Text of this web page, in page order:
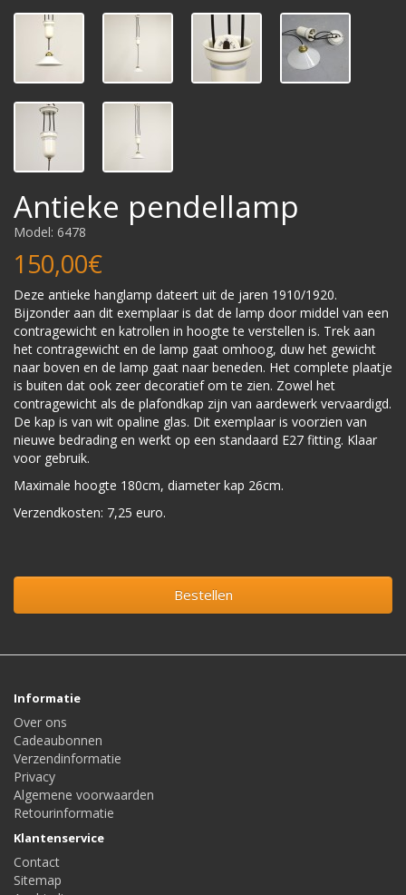
Antieke pendellamp
Model: 6478
150,00€
Deze antieke hanglamp dateert uit de jaren 1910/1920.
Bijzonder aan dit exemplaar is dat de lamp door middel van een
contragewicht en katrollen in hoogte te verstellen is. Trek aan
het contragewicht en de lamp gaat omhoog, duw het gewicht
naar boven en de lamp gaat naar beneden. Het complete plaatje
is buiten dat ook zeer decoratief om te zien. Zowel het
contragewicht als de plafondkap zijn van aardewerk vervaardigd.
De kap is van wit opaline glas. Dit exemplaar is voorzien van
nieuwe bedrading en werkt op een standaard E27 fitting. Klaar
voor gebruik.
Maximale hoogte 180cm, diameter kap 26cm.
Verzendkosten: 7,25 euro.
Bestellen
Informatie
Over ons
Cadeaubonnen
Verzendinformatie
Privacy
Algemene voorwaarden
Retourinformatie
Klantenservice
Contact
Sitemap